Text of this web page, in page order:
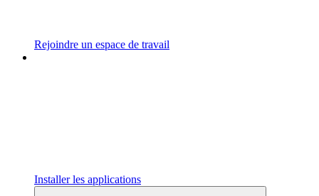
Rejoindre un espace de travail
Installer les applications